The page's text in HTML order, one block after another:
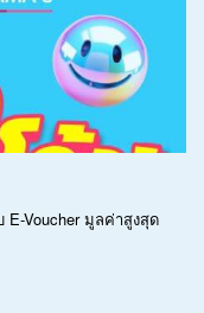
Voucher มูลค่าสูงสุด